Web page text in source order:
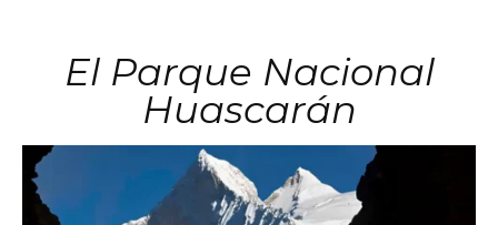
El Parque Nacional
Huascarán